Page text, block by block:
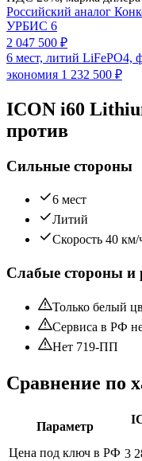
Российский аналог
УРБИС 6
2 047 500 ₽
6 мест, литий LiFePO4,
экономия 1 232 500 ₽
ICON i60
против
Сильные стороны
6 мест
Литий
Скорость 40 км/
Слабые стороны и
Только белый
Сервиса в РФ
Нет 719-ПП
Сравнение по
Параметр
Цена под ключ в РФ 3